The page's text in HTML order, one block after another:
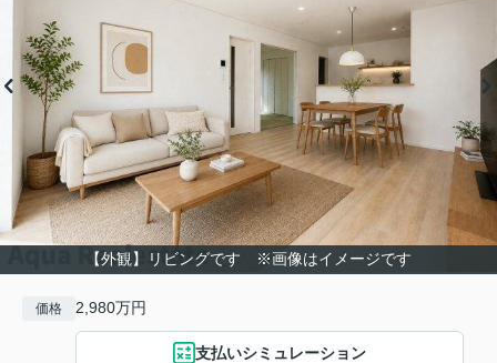
【外観】リビングです ※画像はイメージです
価格 2,980万円
支払いシミュレーション